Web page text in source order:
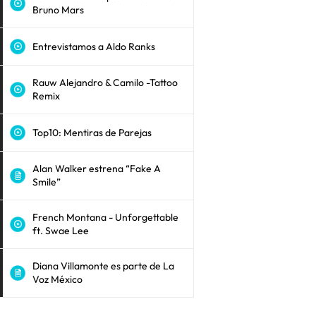
Bruno Mars
Entrevistamos a Aldo Ranks
Rauw Alejandro & Camilo -Tattoo
Remix
Top10: Mentiras de Parejas
Alan Walker estrena “Fake A
Smile”
French Montana - Unforgettable
ft. Swae Lee
Diana Villamonte es parte de La
Voz México